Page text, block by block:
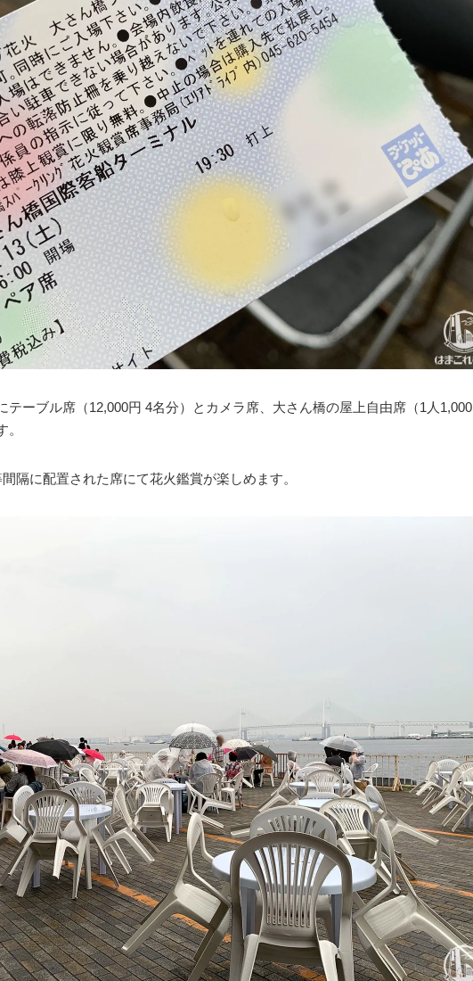
テーブル席（12,000円 4名分）とカメラ席、大さん橋の屋上自由席（1人1,000
隔に配置された席にて花火鑑賞が楽しめます。